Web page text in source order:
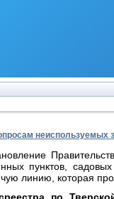
неиспользуемых
пунктов,
линию, которая
по